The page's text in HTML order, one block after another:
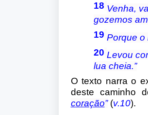
18 Venha,
gozemos
19 Porque o
20 Levou
lua cheia.”
O texto narra o
deste caminho
coração”(v.10).